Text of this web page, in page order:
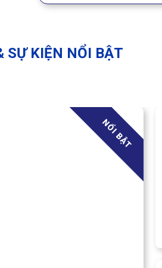
SỰ KIỆN NỔI BẬT
NỔI BẬT